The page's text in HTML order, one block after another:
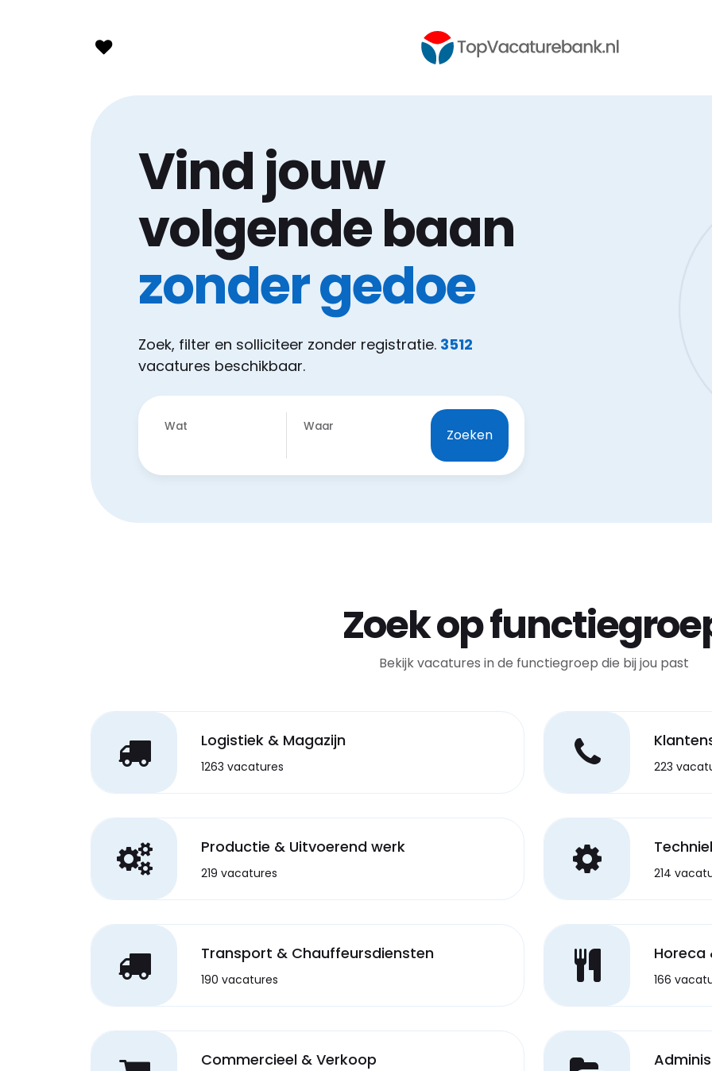
Vind jouw
volgende baan
zonder gedoe
Zoek, filter en solliciteer zonder registratie. 3512
vacatures beschikbaar.
Wat Waar Zoeken
Zoek op
Bekijk vacatures in de functiegroep die bij jou past
Logistiek & Magazijn
1263 vacatures 223
Productie & Uitvoerend werk
219 vacatures 214
Transport & Chauffeursdiensten
190 vacatures
Horeca
166
Commercieel & Verkoop